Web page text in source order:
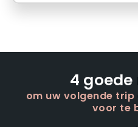
4
om uw volgende trip
voor te